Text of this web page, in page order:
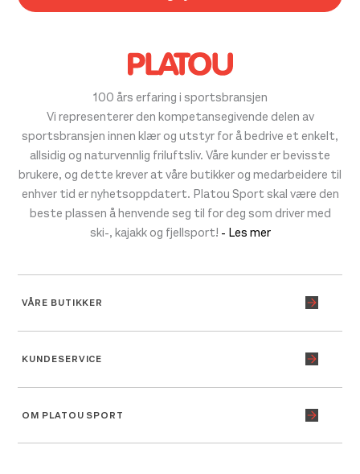
100 års erfaring i sportsbransjen
Vi representerer den kompetansegivende delen av
sportsbransjen innen klær og utstyr for å bedrive et enkelt,
allsidig og naturvennlig friluftsliv. Våre kunder er bevisste
brukere, og dette krever at våre butikker og medarbeidere til
enhver tid er nyhetsoppdatert. Platou Sport skal være den
beste plassen å henvende seg til for deg som driver med
ski-, kajakk og fjellsport! - Les mer
VÅRE BUTIKKER
KUNDESERVICE
OM PLATOU SPORT